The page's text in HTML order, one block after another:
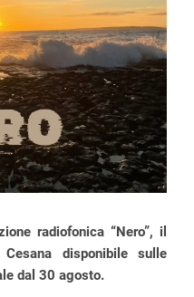
radiofonica “Nero”, il
disponibile sulle
dal 30 agosto.